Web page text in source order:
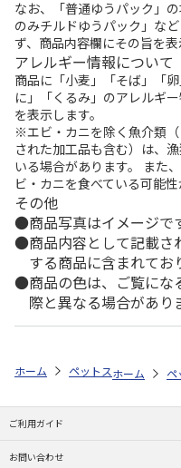
なお、「普通ゆうパック」
のみチルドゆうパック」な
ず、商品内容欄にその旨を表
アレルギー情報について
商品に「小麦」「そば」「
に」「くるみ」のアレルギ
を表示します。
※エビ・カニを除く魚介類
された加工品も含む）は、
いる場合があります。 また
ビ・カニを食べている可能性
その他
商品写真はイメージで
商品内容として記載さ
する商品に含まれてお
商品の色は、ご覧にな
際と異なる場合があり
ホーム ペットストア ケー
ホーム ペ
ご利用ガイド
お問い合わせ